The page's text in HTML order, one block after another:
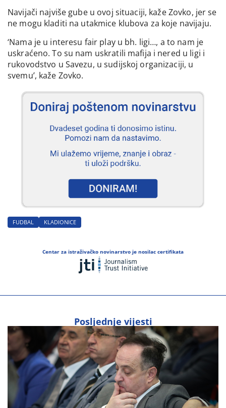
Navijači najviše gube u ovoj situaciji, kaže Zovko, jer se
ne mogu kladiti na utakmice klubova za koje navijaju.
‘Nama je u interesu fair play u bh. ligi…, a to nam je
uskraćeno. To su nam uskratili mafija i nered u ligi i
rukovodstvo u Savezu, u sudijskoj organizaciji, u
svemu’, kaže Zovko.
FUDBAL KLADIONICE
Centar za istraživačko novinarstvo je nosilac certifikata
Posljednje vijesti